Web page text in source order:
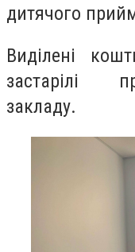
дитячого
Виділені
застарілі
закладу.